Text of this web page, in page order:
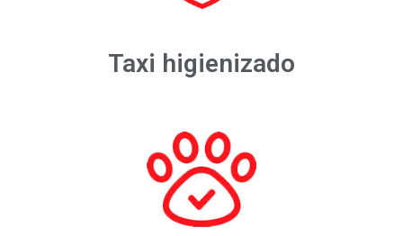
Taxi higienizado